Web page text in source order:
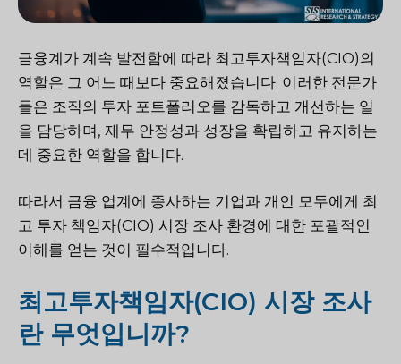
금융계가 계속 발전함에 따라 최고투자책임자(CIO)의
역할은 그 어느 때보다 중요해졌습니다. 이러한 전문가
들은 조직의 투자 포트폴리오를 감독하고 개선하는 일
을 담당하며, 재무 안정성과 성장을 확립하고 유지하는
데 중요한 역할을 합니다.
따라서 금융 업계에 종사하는 기업과 개인 모두에게 최
고 투자 책임자(CIO) 시장 조사 환경에 대한 포괄적인
이해를 얻는 것이 필수적입니다.
최고투자책임자(CIO) 시장 조사
란 무엇입니까?